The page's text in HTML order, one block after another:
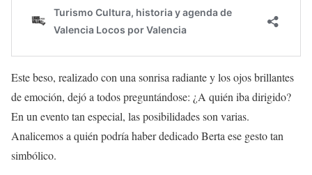
Este beso, realizado con una sonrisa radiante y los ojos brillantes
de emoción, dejó a todos preguntándose: ¿A quién iba dirigido?
En un evento tan especial, las posibilidades son varias.
Analicemos a quién podría haber dedicado Berta ese gesto tan
simbólico.